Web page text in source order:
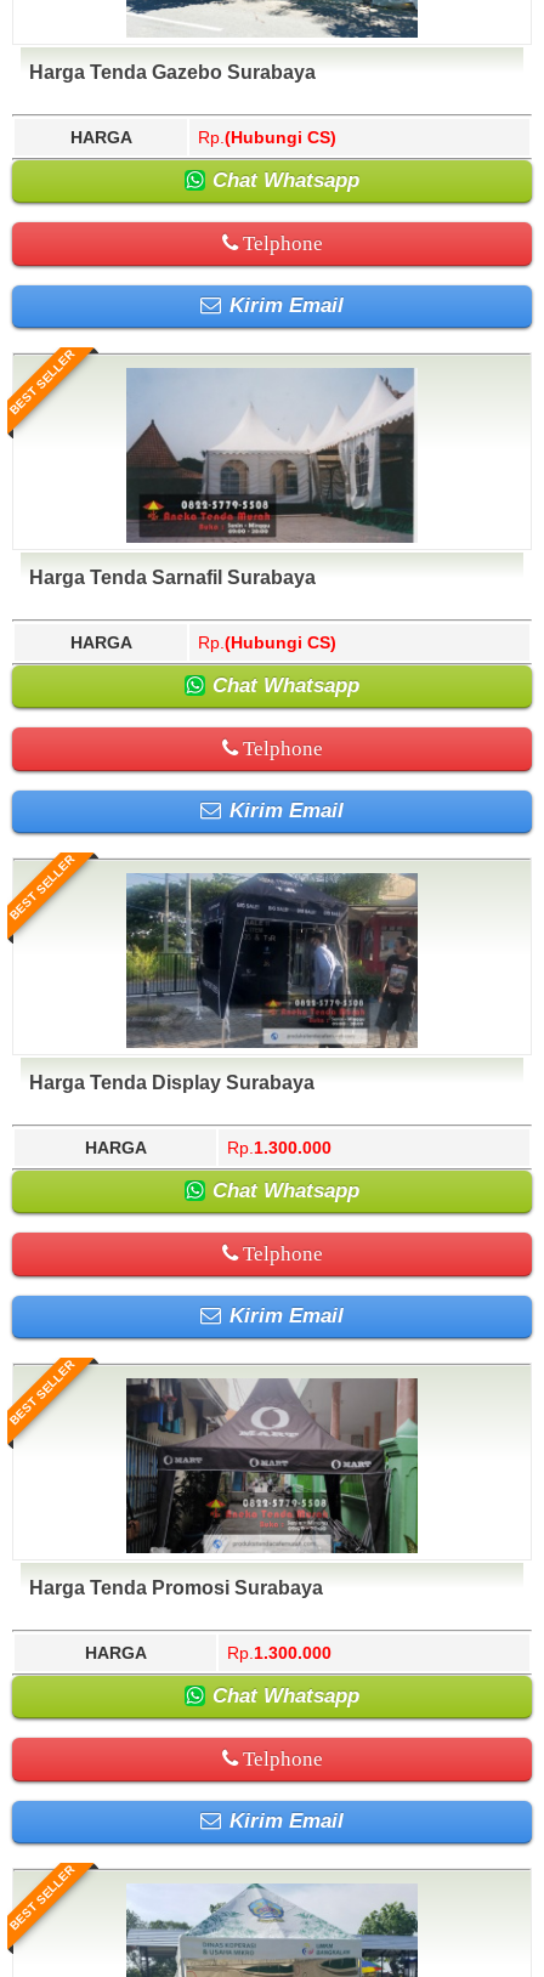
Harga Tenda Gazebo Surabaya
HARGA Rp. (Hubungi CS)
Chat Whatsapp
Telphone
Kirim Email
BEST SELLER
Harga Tenda Sarnafil Surabaya
HARGA Rp. (Hubungi CS)
Chat Whatsapp
Telphone
Kirim Email
BEST SELLER
Harga Tenda Display Surabaya
HARGA Rp. 1.300.000
Chat Whatsapp
Telphone
Kirim Email
BEST SELLER
Harga Tenda Promosi Surabaya
HARGA Rp. 1.300.000
Chat Whatsapp
Telphone
Kirim Email
BEST SELLER